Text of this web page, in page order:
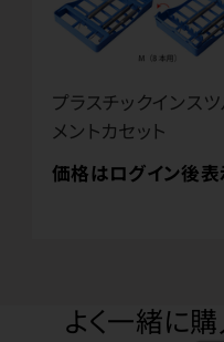
プラスチックインス
メントカセット
価格はログイン後表
よく一緒に